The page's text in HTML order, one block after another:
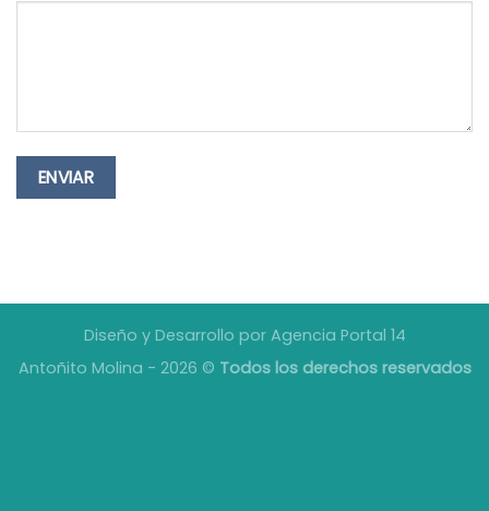
Diseño y Desarrollo por Agencia Portal 14
Antoñito Molina - 2026 © Todos los derechos reservados